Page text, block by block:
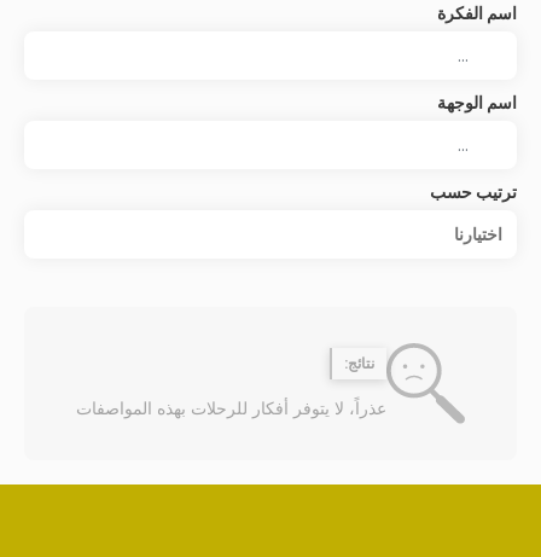
اسم الفكرة
اسم الوجهة
ترتيب حسب
اختيارنا
نتائج:
عذراً، لا يتوفر أفكار للرحلات بهذه المواصفات